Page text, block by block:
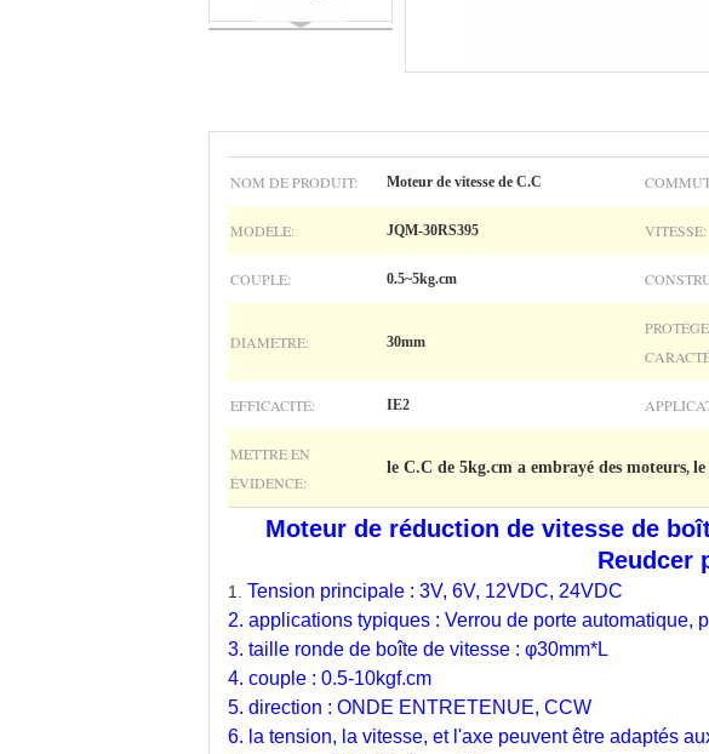
NOM DE PRODUIT: Moteur de vitesse de C.C
MODÈLE: JQM-30RS395 VITESSE:
COUPLE: 0.5~5kg.cm
DIAMÈTRE: 30mm
EFFICACITÉ: IE2
METTRE EN
ÉVIDENCE:
le C.C de 5kg.cm a embrayé des moteurs, le
Moteur de réduction de vitesse de
Reudcer
1. Tension principale : 3V, 6V, 12VDC, 24VDC
2. applications typiques : Verrou de porte automatique,
3. taille ronde de boîte de vitesse : φ30mm*L
4. couple : 0.5-10kgf.cm
5. direction : ONDE ENTRETENUE, CCW
6. la tension, la vitesse, et l'axe peuvent être adaptés